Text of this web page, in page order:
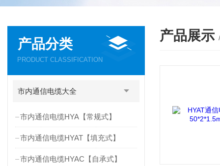
产品分类
PRODUCT CLASSIFICATION
市内通信电缆大全
市内通信电缆HYA【常规式】
市内通信电缆HYAT【填充式】
市内通信电缆HYAC【自承式】
产品展示